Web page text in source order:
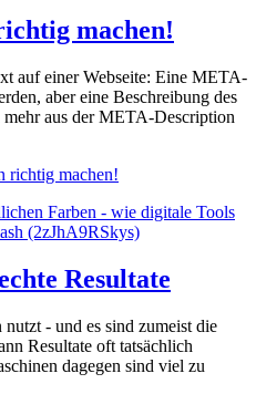
machen!
auf einer Webseite: Eine META-
aber eine Beschreibung des
aus der META-Description
richtig machen!
Resultate
- und es sind zumeist die
Resultate oft tatsächlich
dagegen sind viel zu